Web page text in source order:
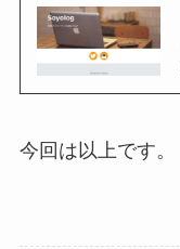
今回は以上です。